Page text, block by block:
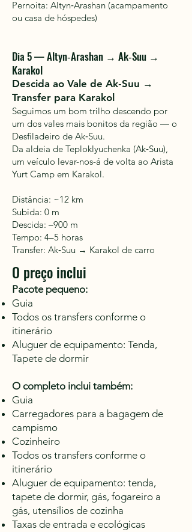
Pernoita: Altyn‑Arashan (acampamento
ou casa de hóspedes)
Dia 5 — Altyn‑Arashan → Ak‑Suu →
Karakol
Descida ao Vale de Ak‑Suu →
Transfer para Karakol
Seguimos um bom trilho descendo por
um dos vales mais bonitos da região — o
Desfiladeiro de Ak‑Suu.
Da aldeia de Teploklyuchenka (Ak‑Suu),
um veículo levar-nos-á de volta ao Arista
Yurt Camp em Karakol.
Distância: ~12 km
Subida: 0 m
Descida: –900 m
Tempo: 4–5 horas
Transfer: Ak‑Suu → Karakol de carro
O preço inclui
Pacote pequeno:
Guia
Todos os transfers conforme o
itinerário
Aluguer de equipamento: Tenda,
Tapete de dormir
O completo inclui também:
Guia
Carregadores para a bagagem de
campismo
Cozinheiro
Todos os transfers conforme o
itinerário
Aluguer de equipamento: tenda,
tapete de dormir, gás, fogareiro a
gás, utensílios de cozinha
Taxas de entrada e ecológicas